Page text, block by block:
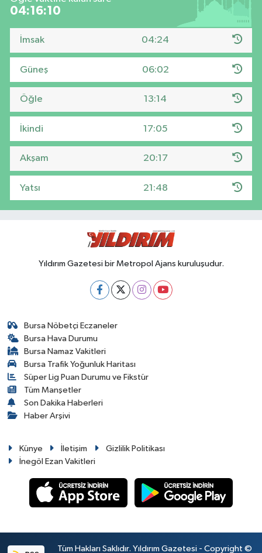
04:16:09
İmsak 04:24
Güneş 06:02
Öğle 13:14
İkindi 17:05
Akşam 20:17
Yatsı 21:48
Yıldırım Gazetesi bir Metropol Ajans kuruluşudur.
Bursa Nöbetçi Eczaneler
Bursa Hava Durumu
Bursa Namaz Vakitleri
Bursa Trafik Yoğunluk Haritası
Süper Lig Puan Durumu ve Fikstür
Tüm Manşetler
Son Dakika Haberleri
Haber Arşivi
Künye İletişim
Gizlilik Politikası
İnegöl Ezan Vakitleri
Tüm Hakları Saklıdır. Yıldırım Gazetesi - Copyright ©